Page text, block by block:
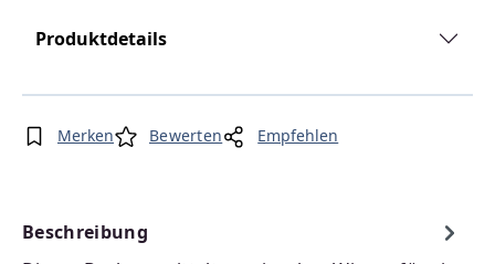
Produktdetails
Merken Bewerten Empfehlen
Beschreibung